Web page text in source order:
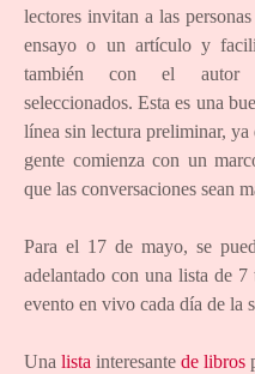
lectores invitan a las
ensayo o un artículo y
también con el autor o
seleccionados. Esta es una
línea sin lectura preliminar, ya
gente comienza con un
que las conversaciones sean
Para el 17 de mayo, se
adelantado con una lista de
evento en vivo cada día de la
Una lista interesante de libros